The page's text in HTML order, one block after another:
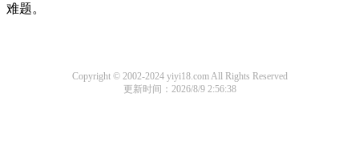
难题。
Copyright © 2002-2024 yiyi18.com All Rights Reserved
更新时间：2026/8/9 2:56:38